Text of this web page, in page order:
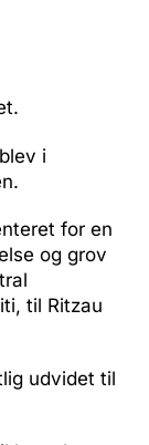
i
for en
og grov
til Ritzau
udvidet til